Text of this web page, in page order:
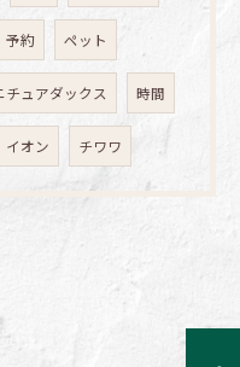
予約 ペット
チュアダックス 時間
イオン チワワ